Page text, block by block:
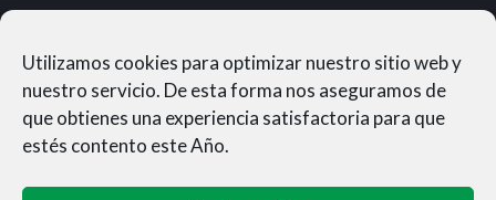
Utilizamos cookies para optimizar nuestro sitio web y
nuestro servicio. De esta forma nos aseguramos de
que obtienes una experiencia satisfactoria para que
estés contento este Año.